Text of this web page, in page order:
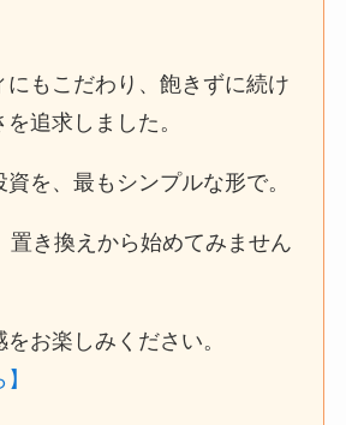
にもこだわり、飽きずに続け
追求しました。
を、最もシンプルな形で。
置き換えから始めてみません
お楽しみください。